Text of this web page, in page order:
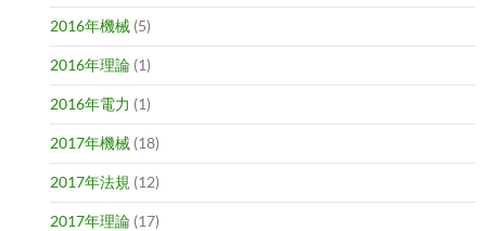
2016年機械 (5)
2016年理論 (1)
2016年電力 (1)
2017年機械 (18)
2017年法規 (12)
2017年理論 (17)